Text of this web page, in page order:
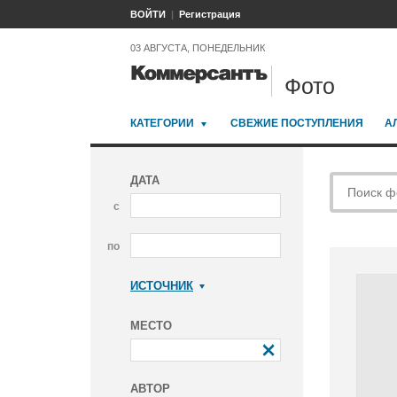
ВОЙТИ Регистрация
03 АВГУСТА, ПОНЕДЕЛЬНИК
Фото
КАТЕГОРИИ СВЕЖИЕ ПОСТУПЛЕНИЯ
ДАТА
с
по
ИСТОЧНИК
МЕСТО
АВТОР